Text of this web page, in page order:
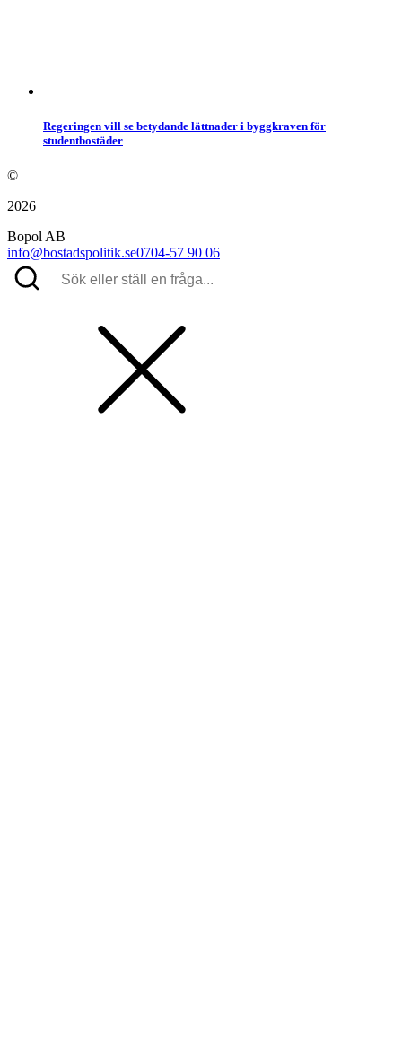
Regeringen vill se betydande lättnader i byggkraven för
studentbostäder
©
2026
Bopol AB
info@bostadspolitik.se0704-57 90 06